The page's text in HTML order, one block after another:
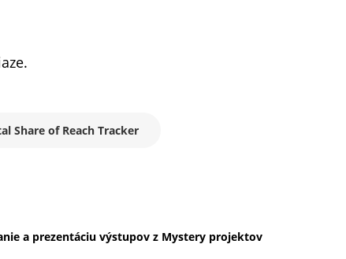
Share of Reach Tracker
a prezentáciu výstupov z Mystery projektov